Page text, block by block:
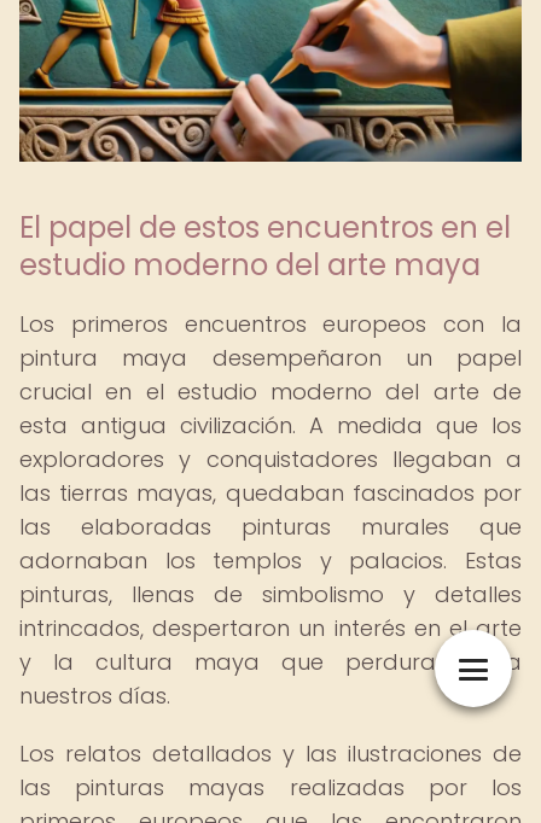
El papel de estos encuentros en el
estudio moderno del arte maya
Los primeros encuentros europeos con la
pintura maya desempeñaron un papel
crucial en el estudio moderno del arte de
esta antigua civilización. A medida que los
exploradores y conquistadores llegaban a
las tierras mayas, quedaban fascinados por
las elaboradas pinturas murales que
adornaban los templos y palacios. Estas
pinturas, llenas de simbolismo y detalles
intrincados, despertaron un interés en el arte
y la cultura maya que perdura hasta
nuestros días.
Los relatos detallados y las ilustraciones de
las pinturas mayas realizadas por los